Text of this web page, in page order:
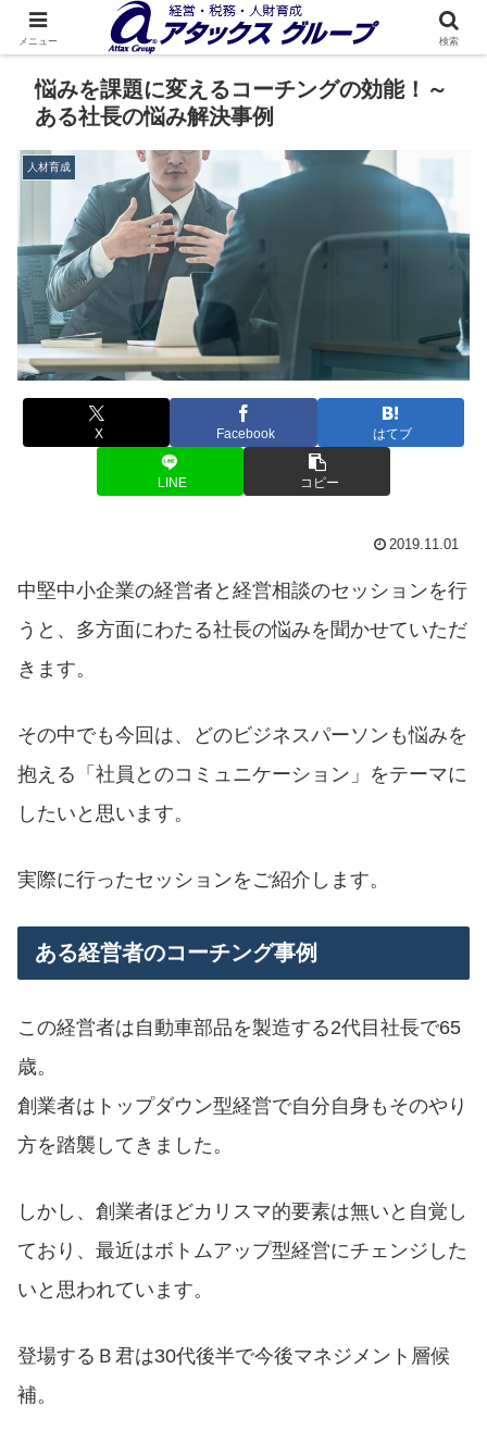
悩みを課題に変えるコーチングの効能！～
ある社長の悩み解決事例
人材育成
X Facebook はてブ
LINE コピー
2019.11.01
中堅中小企業の経営者と経営相談のセッションを行
うと、多方面にわたる社長の悩みを聞かせていただ
きます。
その中でも今回は、どのビジネスパーソンも悩みを
抱える「社員とのコミュニケーション」をテーマに
したいと思います。
実際に行ったセッションをご紹介します。
ある経営者のコーチング事例
この経営者は自動車部品を製造する2代目社長で65
歳。
創業者はトップダウン型経営で自分自身もそのやり
方を踏襲してきました。
しかし、創業者ほどカリスマ的要素は無いと自覚し
ており、最近はボトムアップ型経営にチェンジした
いと思われています。
登場するＢ君は30代後半で今後マネジメント層候
補。
メニュー 検索